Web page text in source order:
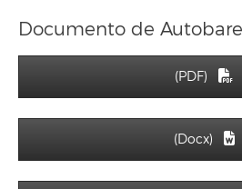
Documento de
(PDF)
(Docx)